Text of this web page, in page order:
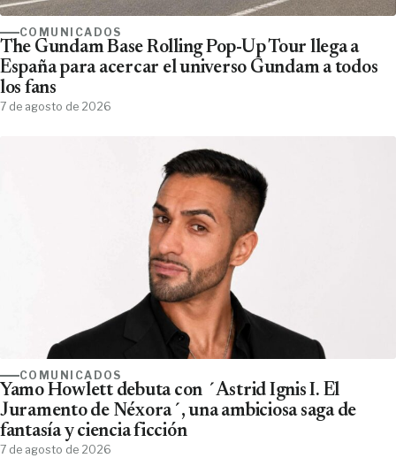
COMUNICADOS
The Gundam Base Rolling Pop-Up Tour llega a
España para acercar el universo Gundam a todos
los fans
7 de agosto de 2026
COMUNICADOS
Yamo Howlett debuta con ´Astrid Ignis I. El
Juramento de Néxora´, una ambiciosa saga de
fantasía y ciencia ficción
7 de agosto de 2026